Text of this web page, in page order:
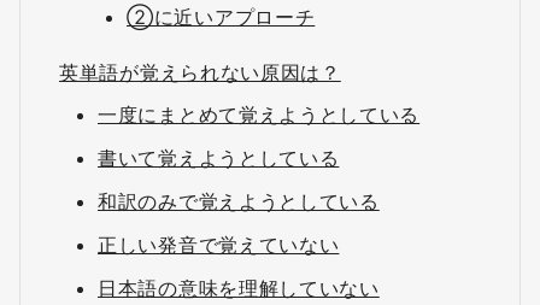
②に近いアプローチ
英単語が覚えられない原因は？
一度にまとめて覚えようとしている
書いて覚えようとしている
和訳のみで覚えようとしている
正しい発音で覚えていない
日本語の意味を理解していない